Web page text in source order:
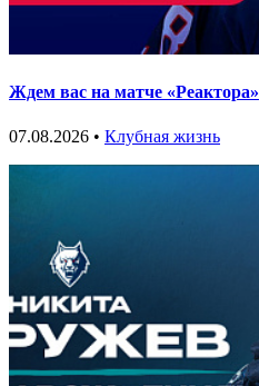
Ждем вас на матче «Реактора»
07.08.2026 • Клубная жизнь